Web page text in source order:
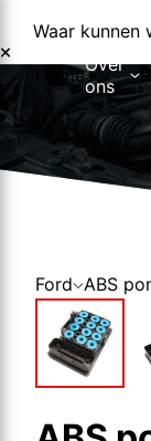
Waar kunnen
HomeOver
ons
Over
Nieuws
Ford ABS